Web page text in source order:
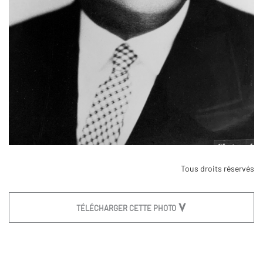
Tous droits réservés
TÉLÉCHARGER CETTE PHOTO